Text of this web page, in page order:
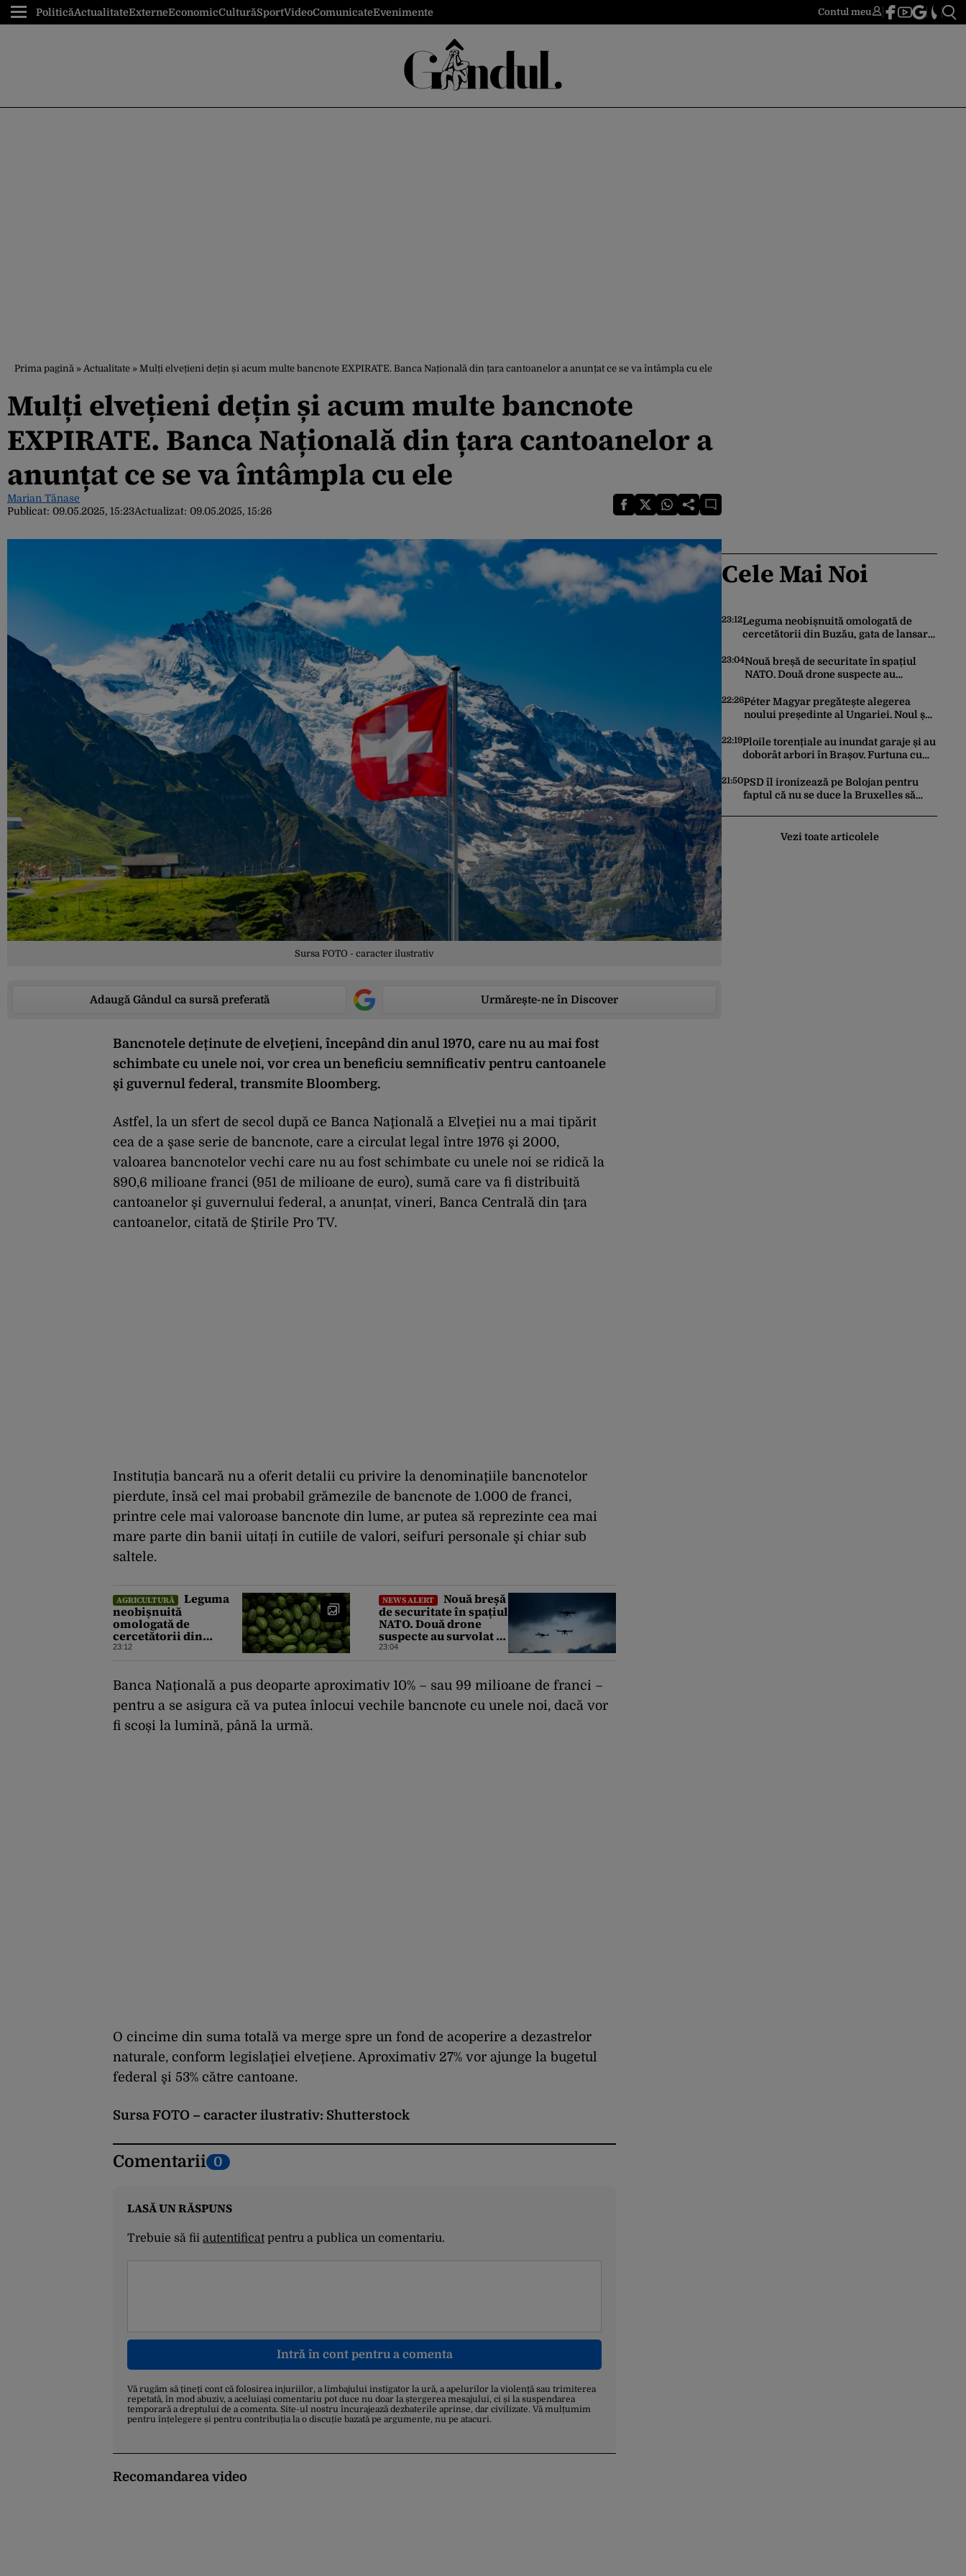
PoliticăActualitateExterneEconomicCulturăSportVideoComunicateEvenimente Contul meu
Prima pagină » Actualitate » Mulți elvețieni dețin și acum multe bancnote EXPIRATE. Banca Națională din țara cantoanelor a anunțat ce se va întâmpla cu ele
Mulți elvețieni dețin și acum multe bancnote
EXPIRATE. Banca Națională din țara cantoanelor a
anunțat ce se va întâmpla cu ele
Marian Tănase
Publicat: 09.05.2025, 15:23Actualizat: 09.05.2025, 15:26
Sursa FOTO - caracter ilustrativ
Adaugă Gândul ca sursă preferată Urmărește-ne în Discover
Bancnotele deținute de elveţieni, începând din anul 1970, care nu au mai fost
schimbate cu unele noi, vor crea un beneficiu semnificativ pentru cantoanele
şi guvernul federal, transmite Bloomberg.
Astfel, la un sfert de secol după ce Banca Naţională a Elveţiei nu a mai tipărit
cea de a şase serie de bancnote, care a circulat legal între 1976 şi 2000,
valoarea bancnotelor vechi care nu au fost schimbate cu unele noi se ridică la
890,6 milioane franci (951 de milioane de euro), sumă care va fi distribuită
cantoanelor şi guvernului federal, a anunțat, vineri, Banca Centrală din ţara
cantoanelor, citată de Știrile Pro TV.
Instituția bancară nu a oferit detalii cu privire la denominaţiile bancnotelor
pierdute, însă cel mai probabil grămezile de bancnote de 1.000 de franci,
printre cele mai valoroase bancnote din lume, ar putea să reprezinte cea mai
mare parte din banii uitați în cutiile de valori, seifuri personale şi chiar sub
saltele.
AGRICULTURĂ
Leguma
neobișnuită
omologată de
cercetătorii din
Buzău, gata de lansare
provine soiul
23:12
NEWS ALERT
Nouă breșă
de securitate în spațiul
NATO. Două drone
suspecte au survolat o
bază militară din
23:04
Banca Naţională a pus deoparte aproximativ 10% – sau 99 milioane de franci –
pentru a se asigura că va putea înlocui vechile bancnote cu unele noi, dacă vor
fi scoși la lumină, până la urmă.
O cincime din suma totală va merge spre un fond de acoperire a dezastrelor
naturale, conform legislaţiei elveţiene. Aproximativ 27% vor ajunge la bugetul
federal şi 53% către cantoane.
Sursa FOTO – caracter ilustrativ: Shutterstock
Comentarii 0
LASĂ UN RĂSPUNS
Trebuie să fii autentificatpentru a publica un comentariu.
Intră în cont pentru a comenta
Vă rugăm să țineți cont că folosirea injuriilor, a limbajului instigator la ură, a apelurilor la violență sau trimiterea
repetată, în mod abuziv, a aceluiași comentariu pot duce nu doar la ștergerea mesajului, ci și la suspendarea
temporară a dreptului de a comenta. Site-ul nostru încurajează dezbaterile aprinse, dar civilizate. Vă mulțumim
pentru înțelegere și pentru contribuția la o discuție bazată pe argumente, nu pe atacuri.
Recomandarea video
Cele Mai Noi
23:12Leguma neobișnuită omologată de
cercetătorii din Buzău, gata de lansare
unde provine soiul
23:04Nouă breșă de securitate în spațiul
NATO. Două drone suspecte au
22:26Péter Magyar pregătește alegerea
noului președinte al Ungariei. Noul șef
Parlament
22:19Ploile torențiale au inundat garaje și au
doborât arbori în Brașov. Furtuna cu
21:50PSD îl ironizează pe Bolojan pentru
faptul că nu se duce la Bruxelles să
afară translatorii”
Vezi toate articolele